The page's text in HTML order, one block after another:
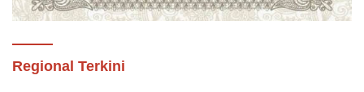
Regional Terkini